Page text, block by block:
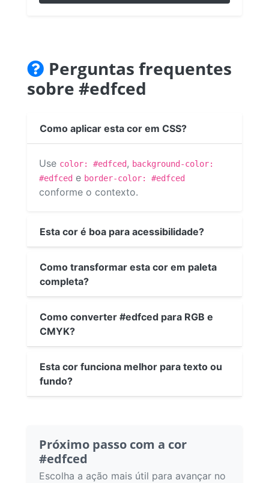
Perguntas frequentes
sobre #edfced
Como aplicar esta cor em CSS?
Use color: #edfced, background-color:
#edfced e border-color: #edfced
conforme o contexto.
Esta cor é boa para acessibilidade?
Como transformar esta cor em paleta
completa?
Como converter #edfced para RGB e
CMYK?
Esta cor funciona melhor para texto ou
fundo?
Próximo passo com a cor
#edfced
Escolha a ação mais útil para avançar no